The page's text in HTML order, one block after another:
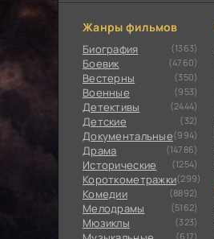
Жанры фильмов
Биография (1363)
Боевик (4760)
Вестерны (350)
Военные (953)
Детективы (2444)
Детские (32)
Документальные(994)
Драма (14786)
Исторические (1254)
Короткометражки(299)
Комедии (8892)
Мелодрамы (5162)
Мюзиклы (323)
(617)